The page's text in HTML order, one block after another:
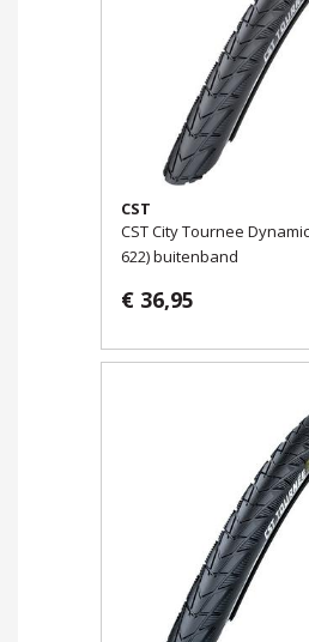
CST
CST City Tournee
622) buitenband
€ 36,95